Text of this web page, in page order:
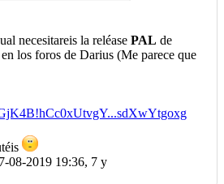
necesitareis la reléase PAL de
los foros de Darius (Me parece que
08-2019 19:36, 7 y